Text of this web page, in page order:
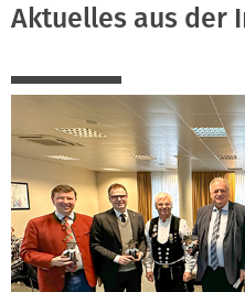
Aktuelles aus der